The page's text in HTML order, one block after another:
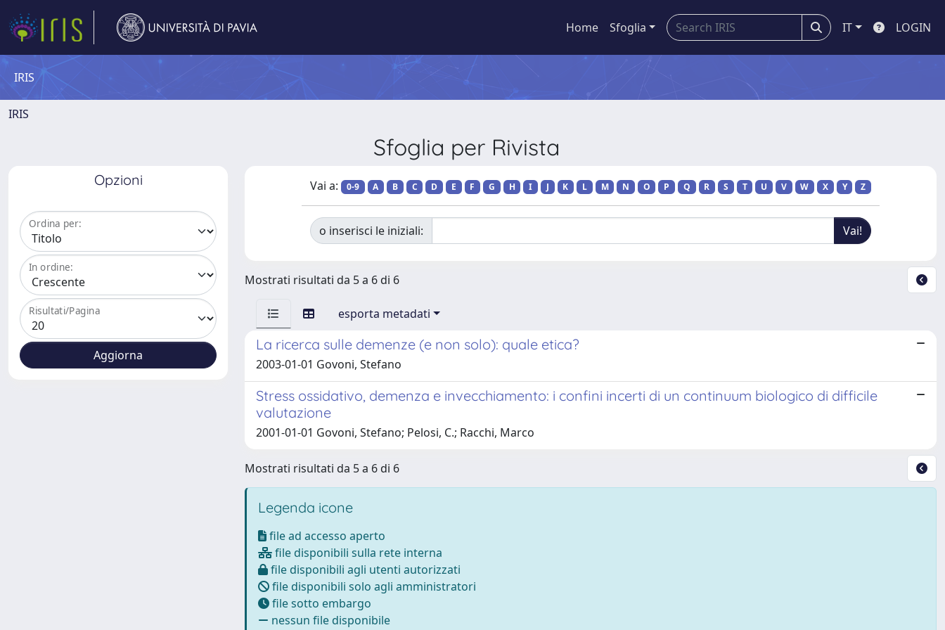
Home Sfoglia IT LOGIN
IRIS
IRIS
Sfoglia per Rivista
Opzioni
Ordina per:
In ordine:
Risultati/Pagina
Vai a: 0-9 A B C D E F G H I J K L M N O P Q R S T U V W X Y Z
o inserisci le iniziali:
Mostrati risultati da 5 a 6 di 6
esporta metadati
La ricerca sulle demenze (e non solo): quale etica?
2003-01-01 Govoni, Stefano
Stress ossidativo, demenza e invecchiamento: i confini incerti di un continuum biologico di difficile
valutazione
2001-01-01 Govoni, Stefano; Pelosi, C.; Racchi, Marco
Mostrati risultati da 5 a 6 di 6
Legenda icone
file ad accesso aperto
file disponibili sulla rete interna
file disponibili agli utenti autorizzati
file disponibili solo agli amministratori
file sotto embargo
nessun file disponibile